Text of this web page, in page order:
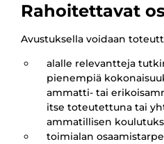
Rahoitettavat
Avustuksella voidaan
alalle relevantteja
pienempiä
ammatti- tai
itse toteutettuna tai
ammatillisen
toimialan